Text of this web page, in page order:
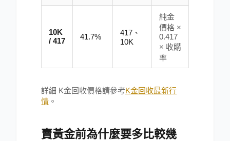
10K
/ 417
41.7%
417、
10K
純金
價格 ×
0.417
× 收購
率
詳細 K金回收價格請參考K金回收最新行
情 。
賣黃金前為什麼要多比較幾